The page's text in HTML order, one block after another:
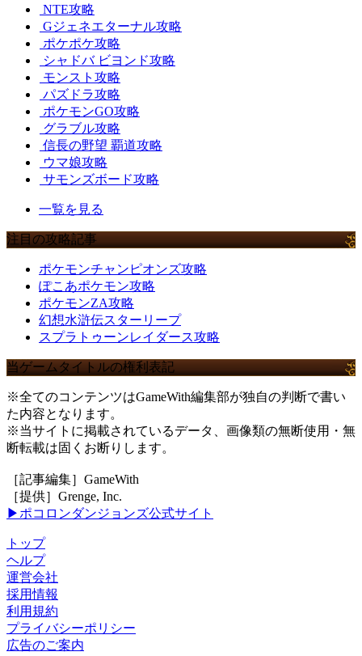
NTE攻略
Gジェネエターナル攻略
ポケポケ攻略
シャドバ ビヨンド攻略
モンスト攻略
パズドラ攻略
ポケモンGO攻略
グラブル攻略
信長の野望 覇道攻略
ウマ娘攻略
サモンズボード攻略
一覧を見る
注目の攻略記事
ポケモンチャンピオンズ攻略
ぽこあポケモン攻略
ポケモンZA攻略
幻想水滸伝スターリープ
スプラトゥーンレイダース攻略
当ゲームタイトルの権利表記
※全てのコンテンツはGameWith編集部が独自の判断で書い
た内容となります。
※当サイトに掲載されているデータ、画像類の無断使用・無
断転載は固くお断りします。
［記事編集］GameWith
［提供］Grenge, Inc.
▶ポコロンダンジョンズ公式サイト
トップ
ヘルプ
運営会社
採用情報
利用規約
プライバシーポリシー
広告のご案内